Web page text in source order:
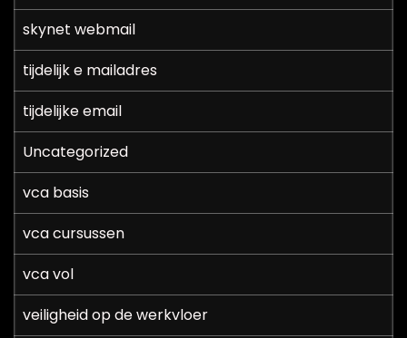
skynet webmail
tijdelijk e mailadres
tijdelijke email
Uncategorized
vca basis
vca cursussen
vca vol
veiligheid op de werkvloer